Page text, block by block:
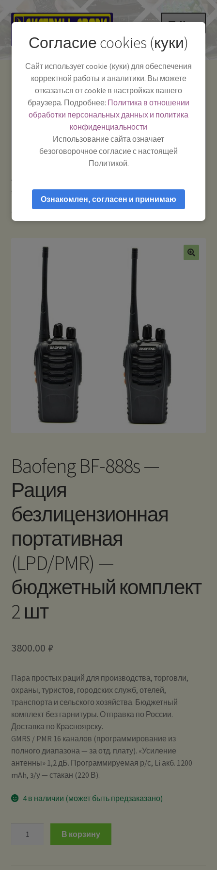
Перейти
навигации
Перейти
содержимому
Меню
Как пользоваться
Полезная информация
Мой аккаунт
Системы Связи:
г. Красноярск, ул.
Работаем:Пн-Пт:
10:00–18:00
-
Телефон:+7-
391-249-1040
Тел.|WA|Telegram:
+79029904090
строителей / туристов / охоты и рыбалки
Baofeng BF-888s —
Рация безлицензионная портативная (LPD/PMR) —
бюджетный комплект 2 шт
Baofeng BF-888s —
Рация
безлицензионная
портативная
(LPD/PMR) —
бюджетный комплект
2 шт
3800.00 ₽
Пара простых раций для производства, торговли,
охраны, туристов, городских служб, отелей,
транспорта и сельского хозяйства. Бюджетный
комплект без гарнитуры. Отправка по России.
Доставка по Красноярску.
GMRS / PMR 16 каналов (программирование из
полного диапазона — за отд. плату). «Усиление
антенны» 1,2 дБ. Программируемая р/с, Li акб. 1200
mAh, з/у — стакан (220 В).
4 в наличии (может быть предзаказано)
В корзину
Согласие cookies (куки)
Сайт использует cookie (куки) для обеспечения
корректной работы и аналитики. Вы можете
отказаться от cookie в настройках вашего
браузера. Подробнее: Политика в отношении
обработки персональных данных и политика
конфиденциальности
Использование сайта означает
безоговорочное согласие с настоящей
Политикой.
Ознакомлен, согласен и принимаю